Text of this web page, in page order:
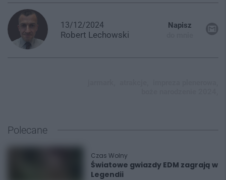
13/12/2024
Robert Lechowski
Napisz
Polecane
Czas Wolny
Światowe gwiazdy EDM zagrają w
Legendii